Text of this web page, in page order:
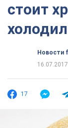
стоит
Новости
17